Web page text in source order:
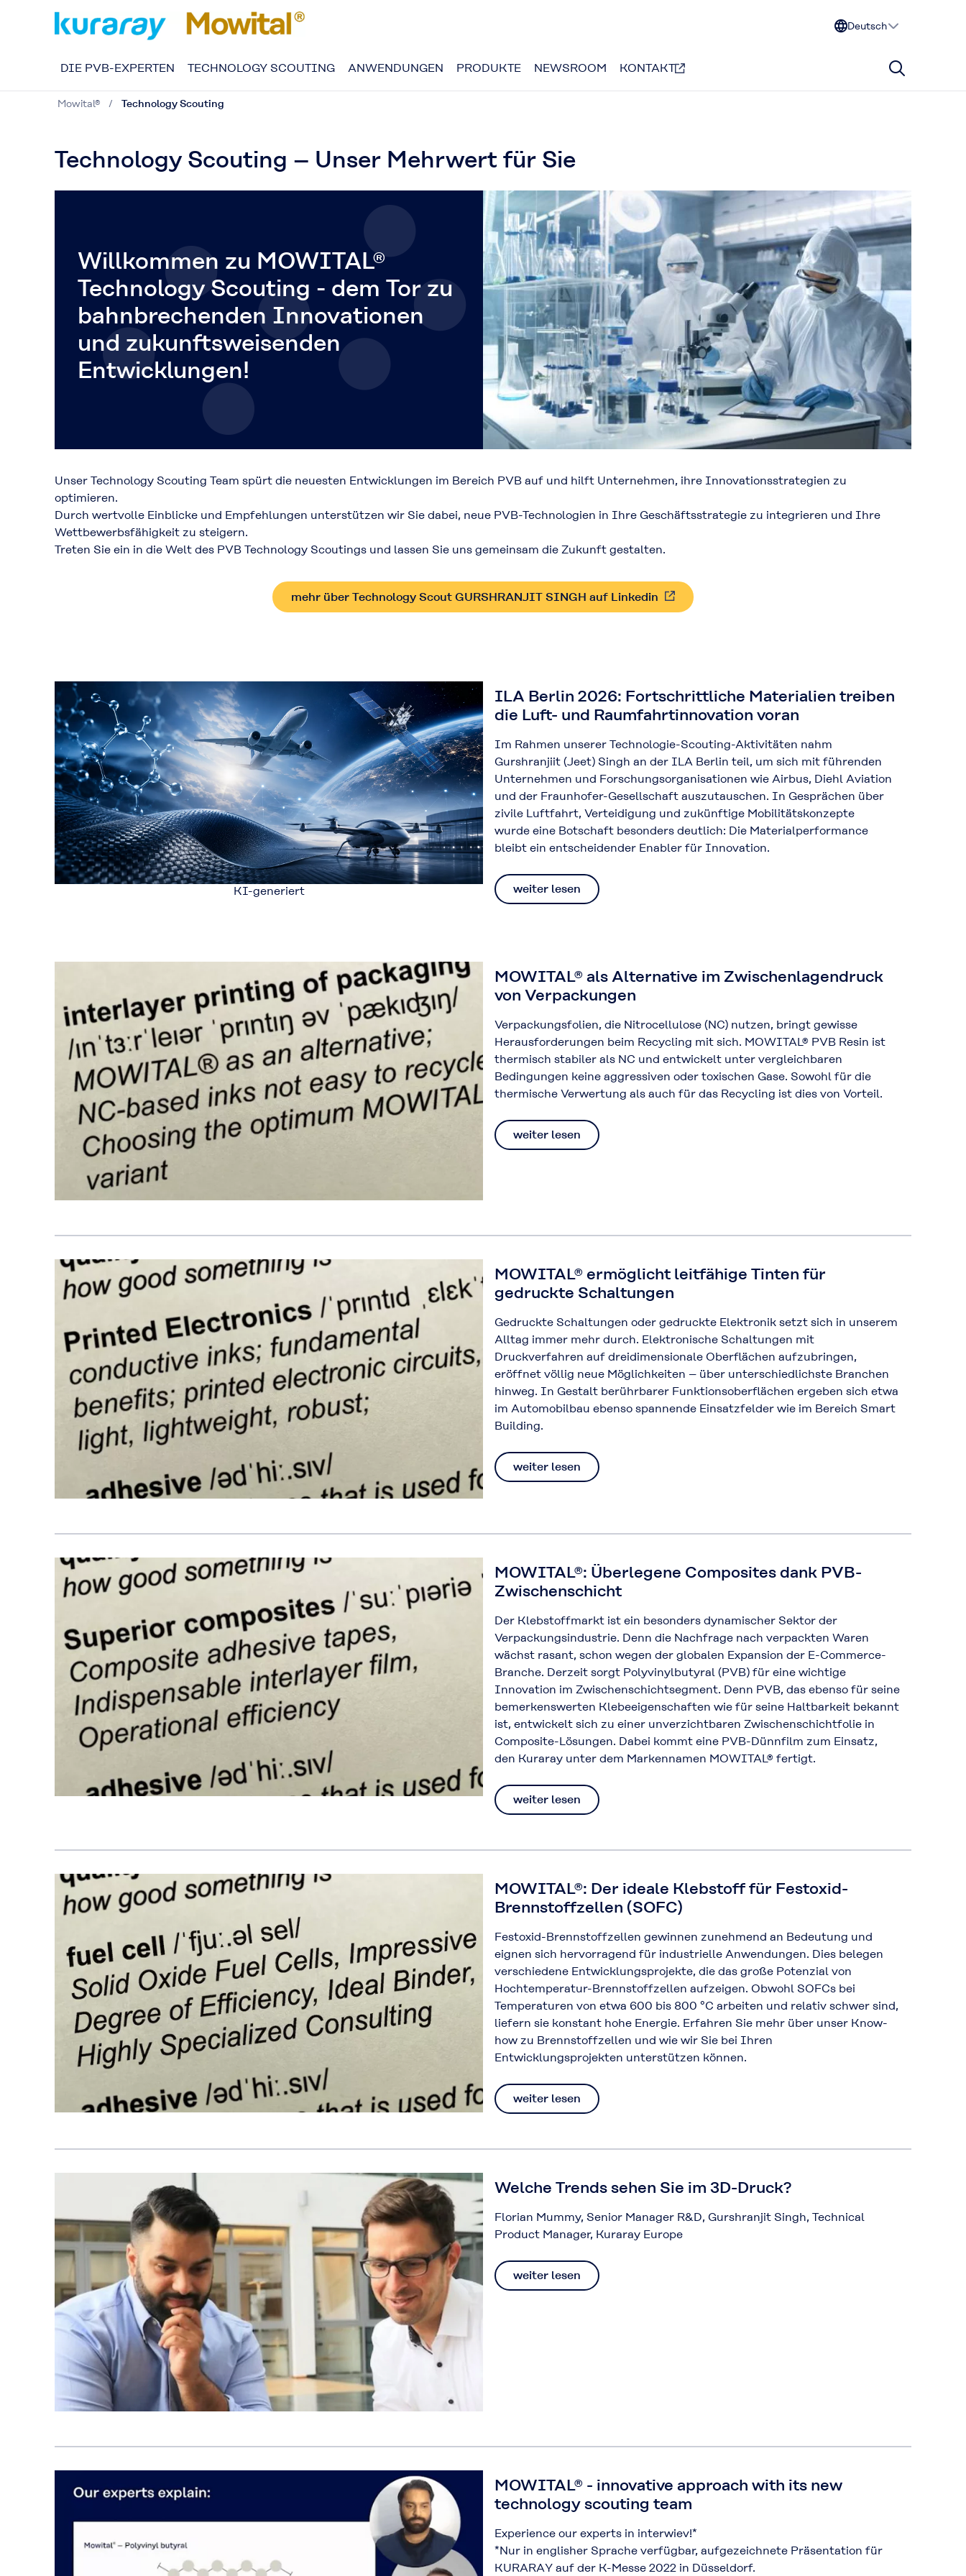
Deutsch
DIE PVB-EXPERTEN TECHNOLOGY SCOUTING ANWENDUNGEN PRODUKTE NEWSROOM KONTAKT
Mowital® Technology Scouting
Technology Scouting – Unser Mehrwert für Sie
Willkommen zu MOWITAL®
Technology Scouting - dem Tor zu
bahnbrechenden Innovationen
und zukunftsweisenden
Entwicklungen!
Unser Technology Scouting Team spürt die neuesten Entwicklungen im Bereich PVB auf und hilft Unternehmen, ihre Innovationsstrategien zu
optimieren.
Durch wertvolle Einblicke und Empfehlungen unterstützen wir Sie dabei, neue PVB-Technologien in Ihre Geschäftsstrategie zu integrieren und Ihre
Wettbewerbsfähigkeit zu steigern.
Treten Sie ein in die Welt des PVB Technology Scoutings und lassen Sie uns gemeinsam die Zukunft gestalten.
mehr über Technology Scout GURSHRANJIT SINGH auf Linkedin
KI-generiert
ILA Berlin 2026: Fortschrittliche Materialien treiben
die Luft- und Raumfahrtinnovation voran
Im Rahmen unserer Technologie-Scouting-Aktivitäten nahm
Gurshranjiit (Jeet) Singh an der ILA Berlin teil, um sich mit führenden
Unternehmen und Forschungsorganisationen wie Airbus, Diehl Aviation
und der Fraunhofer-Gesellschaft auszutauschen. In Gesprächen über
zivile Luftfahrt, Verteidigung und zukünftige Mobilitätskonzepte
wurde eine Botschaft besonders deutlich: Die Materialperformance
bleibt ein entscheidender Enabler für Innovation.
weiter lesen
MOWITAL® als Alternative im Zwischenlagendruck
von Verpackungen
Verpackungsfolien, die Nitrocellulose (NC) nutzen, bringt gewisse
Herausforderungen beim Recycling mit sich. MOWITAL® PVB Resin ist
thermisch stabiler als NC und entwickelt unter vergleichbaren
Bedingungen keine aggressiven oder toxischen Gase. Sowohl für die
thermische Verwertung als auch für das Recycling ist dies von Vorteil.
weiter lesen
MOWITAL® ermöglicht leitfähige Tinten für
gedruckte Schaltungen
Gedruckte Schaltungen oder gedruckte Elektronik setzt sich in unserem
Alltag immer mehr durch. Elektronische Schaltungen mit
Druckverfahren auf dreidimensionale Oberflächen aufzubringen,
eröffnet völlig neue Möglichkeiten – über unterschiedlichste Branchen
hinweg. In Gestalt berührbarer Funktionsoberflächen ergeben sich etwa
im Automobilbau ebenso spannende Einsatzfelder wie im Bereich Smart
Building.
weiter lesen
MOWITAL®: Überlegene Composites dank PVB-
Zwischenschicht
Der Klebstoffmarkt ist ein besonders dynamischer Sektor der
Verpackungsindustrie. Denn die Nachfrage nach verpackten Waren
wächst rasant, schon wegen der globalen Expansion der E-Commerce-
Branche. Derzeit sorgt Polyvinylbutyral (PVB) für eine wichtige
Innovation im Zwischenschichtsegment. Denn PVB, das ebenso für seine
bemerkenswerten Klebeeigenschaften wie für seine Haltbarkeit bekannt
ist, entwickelt sich zu einer unverzichtbaren Zwischenschichtfolie in
Composite-Lösungen. Dabei kommt eine PVB-Dünnfilm zum Einsatz,
den Kuraray unter dem Markennamen MOWITAL® fertigt.
weiter lesen
MOWITAL®: Der ideale Klebstoff für Festoxid-
Brennstoffzellen (SOFC)
Festoxid-Brennstoffzellen gewinnen zunehmend an Bedeutung und
eignen sich hervorragend für industrielle Anwendungen. Dies belegen
verschiedene Entwicklungsprojekte, die das große Potenzial von
Hochtemperatur-Brennstoffzellen aufzeigen. Obwohl SOFCs bei
Temperaturen von etwa 600 bis 800 °C arbeiten und relativ schwer sind,
liefern sie konstant hohe Energie. Erfahren Sie mehr über unser Know-
how zu Brennstoffzellen und wie wir Sie bei Ihren
Entwicklungsprojekten unterstützen können.
weiter lesen
Welche Trends sehen Sie im 3D-Druck?
Florian Mummy, Senior Manager R&D, Gurshranjit Singh, Technical
Product Manager, Kuraray Europe
weiter lesen
MOWITAL® - innovative approach with its new
technology scouting team
Experience our experts in interwiev!*
*Nur in englisher Sprache verfügbar, aufgezeichnete Präsentation für
KURARAY auf der K-Messe 2022 in Düsseldorf.